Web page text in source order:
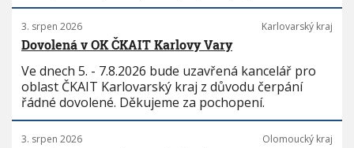
3. srpen 2026 Karlovarský kraj
Dovolená v OK ČKAIT Karlovy Vary
Ve dnech 5. - 7.8.2026 bude uzavřená kancelář pro
oblast ČKAIT Karlovarský kraj z důvodu čerpání
řádné dovolené. Děkujeme za pochopení.
3. srpen 2026 Olomoucký kraj